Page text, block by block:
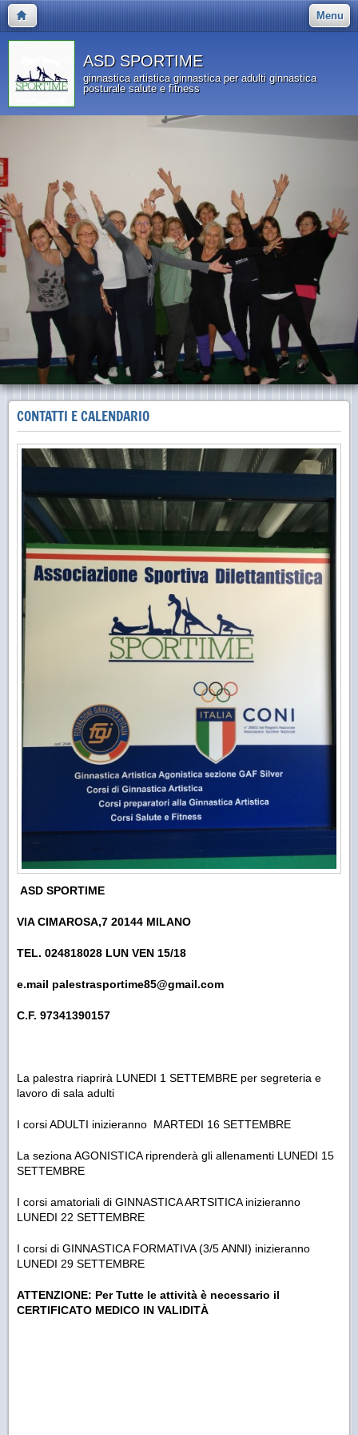
Menu
ASD SPORTIME
ginnastica artistica ginnastica per adulti ginnastica
posturale salute e fitness
CONTATTI E CALENDARIO
ASD SPORTIME
VIA CIMAROSA,7 20144 MILANO
TEL. 024818028 LUN VEN 15/18
e.mail palestrasportime85@gmail.com
C.F. 97341390157
La palestra riaprirà LUNEDI 1 SETTEMBRE per segreteria e
lavoro di sala adulti
I corsi ADULTI inizieranno MARTEDI 16 SETTEMBRE
La seziona AGONISTICA riprenderà gli allenamenti LUNEDI 15
SETTEMBRE
I corsi amatoriali di GINNASTICA ARTSITICA inizieranno
LUNEDI 22 SETTEMBRE
I corsi di GINNASTICA FORMATIVA (3/5 ANNI) inizieranno
LUNEDI 29 SETTEMBRE
ATTENZIONE: Per Tutte le attività è necessario il
CERTIFICATO MEDICO IN VALIDITÀ